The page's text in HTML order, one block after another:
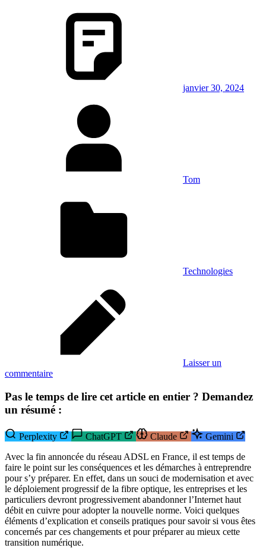
janvier 30, 2024
Tom
Technologies
Laisser un
commentaire
Pas le temps de lire cet article en entier ? Demandez
un résumé :
Perplexity ChatGPT Claude
Gemini
Avec la fin annoncée du réseau ADSL en France, il est temps de
faire le point sur les conséquences et les démarches à entreprendre
pour s’y préparer. En effet, dans un souci de modernisation et avec
le déploiement progressif de la fibre optique, les entreprises et les
particuliers devront progressivement abandonner l’Internet haut
débit en cuivre pour adopter la nouvelle norme. Voici quelques
éléments d’explication et conseils pratiques pour savoir si vous êtes
concernés par ces changements et pour préparer au mieux cette
transition numérique.